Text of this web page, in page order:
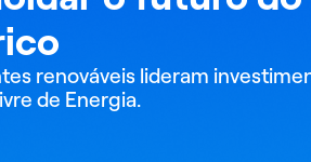
renováveis lideram
de Energia.